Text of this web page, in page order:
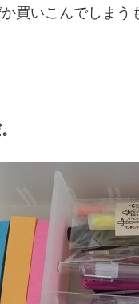
買いこんでしまう